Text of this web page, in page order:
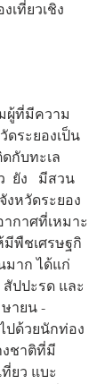
เที่ยวเชิง
ผู้ที่มีความ
ระยองเป็น
กับทะเล
ยัง   มีสวน
งหวัดระยอง
กาศที่เหมาะ
มีพืชเศรษฐกิ
าก ได้แก่
สัปปะรด และ
ษายน -
ปด้วยนักท่อง
งชาติที่มี
ยว แบะ